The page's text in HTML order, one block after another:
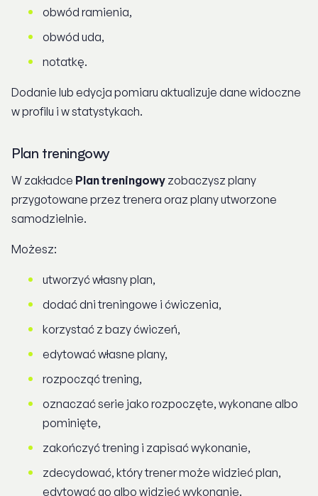
obwód ramienia,
obwód uda,
notatkę.
Dodanie lub edycja pomiaru aktualizuje dane widoczne
w profilu i w statystykach.
Plan treningowy
W zakładce Plan treningowy zobaczysz plany
przygotowane przez trenera oraz plany utworzone
samodzielnie.
Możesz:
utworzyć własny plan,
dodać dni treningowe i ćwiczenia,
korzystać z bazy ćwiczeń,
edytować własne plany,
rozpocząć trening,
oznaczać serie jako rozpoczęte, wykonane albo
pominięte,
zakończyć trening i zapisać wykonanie,
zdecydować, który trener może widzieć plan,
edytować go albo widzieć wykonanie.